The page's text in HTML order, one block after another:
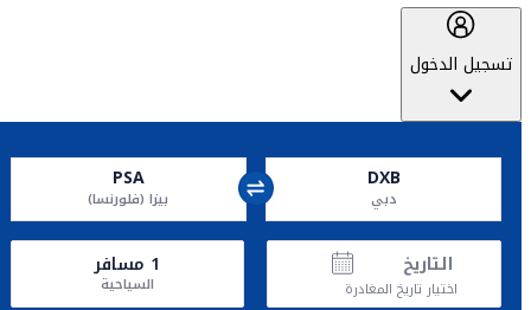
تسجيل الدخول
DXB
دبي
PSA
بيزا (فلورنسا)
التاريخ
اختيار تاريخ المغادرة
1 مسافر
السياحية